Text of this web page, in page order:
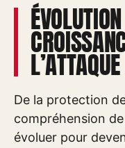
De la protection
compréhension
évoluer pour